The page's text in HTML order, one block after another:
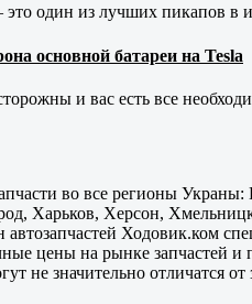
один из лучших пикапов в
основной батареи на Tesla
и вас есть все
во все регионы
Харьков, Херсон,
автозапчастей Ходовик.ком
цены на рынке запчастей
не значительно отличатся